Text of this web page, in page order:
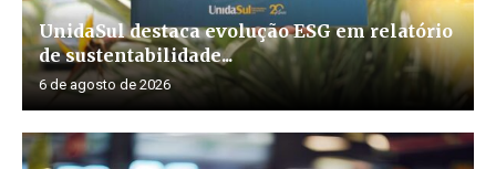
UnidaSul destaca evolução ESG em relatório
de sustentabilidade...
6 de agosto de 2026